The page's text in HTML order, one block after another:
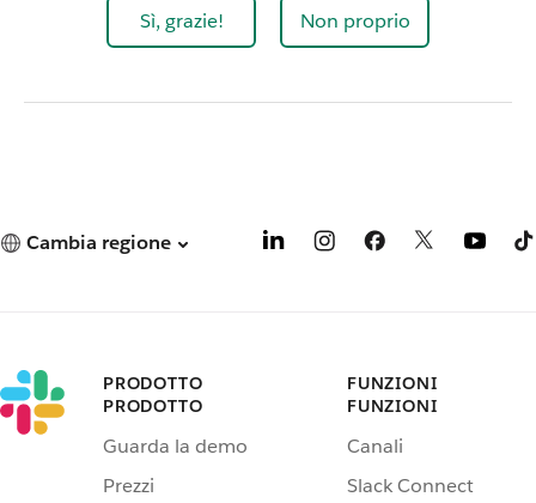
Sì, grazie! Non proprio
Cambia regione
PRODOTTO
PRODOTTO
Guarda la demo
Prezzi
FUNZIONI
FUNZIONI
Canali
Slack Connect